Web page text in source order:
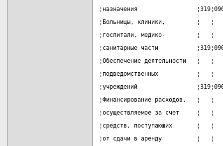
¦назначения
¦Больницы, клиники,
¦госпитали, медико-
¦санитарные части
¦Обеспечение деятельности
¦подведомственных
¦учреждений
¦Финансирование расходов,
¦осуществляемое за счет
¦средств, поступающих
¦от сдачи в аренду          ¦